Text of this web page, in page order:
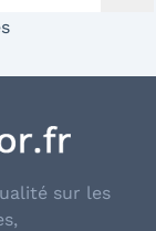
sur les